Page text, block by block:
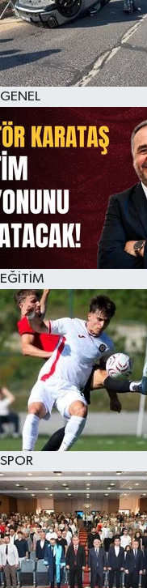
GENEL
EĞİTİM
SPOR
KÜLTÜR SANAT
MAGAZİN
SAĞLIK
SİYASET
SPOR
TEKNOLOJİ
VİZYONDAKİLER
YAŞAM